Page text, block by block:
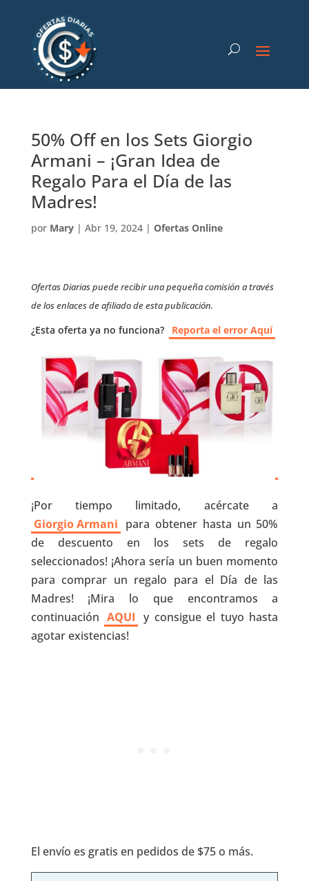
50% Off en los Sets Giorgio
Armani – ¡Gran Idea de
Regalo Para el Día de las
Madres!
por Mary| Abr 19, 2024| Ofertas Online
Ofertas Diarias puede recibir una pequeña comisión a través
de los enlaces de afiliado de esta publicación.
¿Esta oferta ya no funciona? Reporta el error Aquí
¡Por tiempo limitado, acércate a
Giorgio Armani para obtener hasta un 50%
de descuento en los sets de regalo
seleccionados! ¡Ahora sería un buen momento
para comprar un regalo para el Día de las
Madres! ¡Mira lo que encontramos a
continuación AQUI y consigue el tuyo hasta
agotar existencias!
El envío es gratis en pedidos de $75 o más.